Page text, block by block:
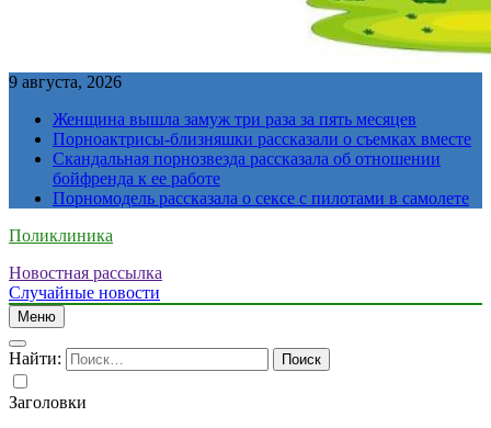
9 августа, 2026
Женщина вышла замуж три раза за пять месяцев
Порноактрисы-близняшки рассказали о съемках вместе
Скандальная порнозвезда рассказала об отношении
бойфренда к ее работе
Порномодель рассказала о сексе с пилотами в самолете
Поликлиника
Новостная рассылка
Случайные новости
Меню
Найти:
Заголовки